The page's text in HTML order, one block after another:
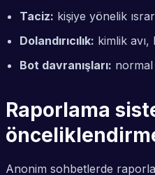
Taciz: kişiye yönelik
Dolandırıcılık: kimlik
Bot davranışları: normal
Raporlama
Anonim sohbetlerde